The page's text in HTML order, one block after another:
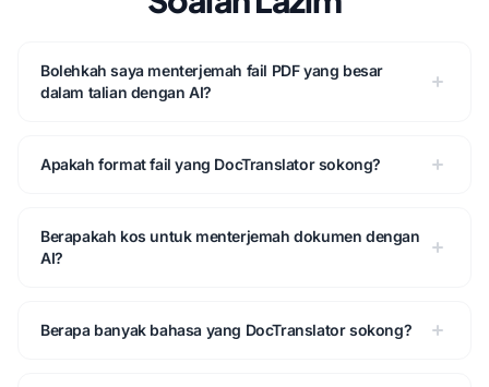
Bolehkah saya menterjemah fail PDF yang besar
dalam talian dengan AI?
Apakah format fail yang DocTranslator sokong?
Berapakah kos untuk menterjemah dokumen dengan
AI?
Berapa banyak bahasa yang DocTranslator sokong?